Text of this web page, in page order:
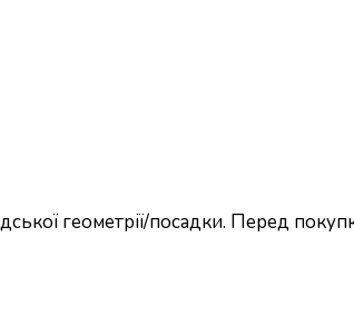
геометрії/посадки. Перед